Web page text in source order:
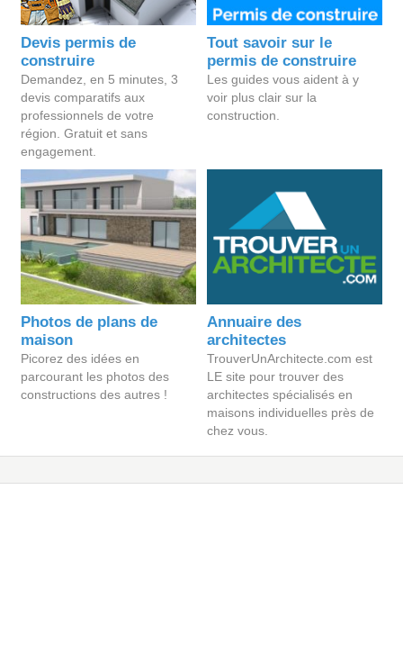
Devis permis de
construire
Demandez, en 5 minutes, 3
devis comparatifs aux
professionnels de votre
région. Gratuit et sans
engagement.
Tout savoir sur le
permis de construire
Les guides vous aident à y
voir plus clair sur la
construction.
Photos de plans de
maison
Picorez des idées en
parcourant les photos des
constructions des autres !
Annuaire des
architectes
TrouverUnArchitecte.com est
LE site pour trouver des
architectes spécialisés en
maisons individuelles près de
chez vous.